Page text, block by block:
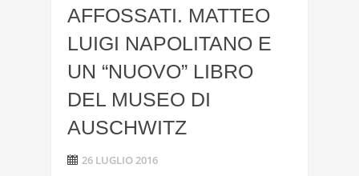
AFFOSSATI. MATTEO
LUIGI NAPOLITANO E
UN “NUOVO” LIBRO
DEL MUSEO DI
AUSCHWITZ
26 LUGLIO 2016